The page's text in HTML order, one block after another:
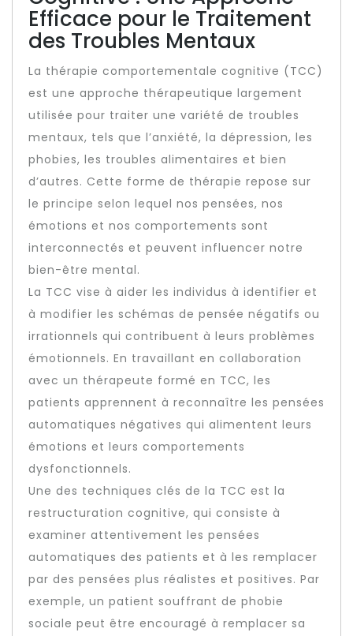
Efficace pour le Traitement
des Troubles Mentaux
La thérapie comportementale cognitive (TCC)
est une approche thérapeutique largement
utilisée pour traiter une variété de troubles
mentaux, tels que l’anxiété, la dépression, les
phobies, les troubles alimentaires et bien
d’autres. Cette forme de thérapie repose sur
le principe selon lequel nos pensées, nos
émotions et nos comportements sont
interconnectés et peuvent influencer notre
bien-être mental.
La TCC vise à aider les individus à identifier et
à modifier les schémas de pensée négatifs ou
irrationnels qui contribuent à leurs problèmes
émotionnels. En travaillant en collaboration
avec un thérapeute formé en TCC, les
patients apprennent à reconnaître les pensées
automatiques négatives qui alimentent leurs
émotions et leurs comportements
dysfonctionnels.
Une des techniques clés de la TCC est la
restructuration cognitive, qui consiste à
examiner attentivement les pensées
automatiques des patients et à les remplacer
par des pensées plus réalistes et positives. Par
exemple, un patient souffrant de phobie
sociale peut être encouragé à remplacer sa